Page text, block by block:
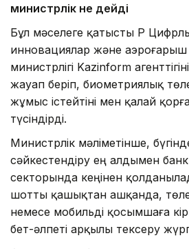
министрлік не дейді
Бұл мәселеге қатысты ҚР
инновациялар және аэроғарыш
министрлігі Kazinform
жауап беріп, биометриялық
жұмыс істейтіні мен қалай
түсіндірді.
Министрлік мәліметінше,
сәйкестендіру ең алдымен
секторында кеңінен
шотты қашықтан ашқанда,
немесе мобильді қосымшаға
бет-әлпеті арқылы тексеру